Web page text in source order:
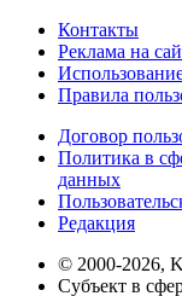
Контакты
Реклама на
Правила
Договор
Политика в
данных
Редакция
© 2000-2026,
Субъект в